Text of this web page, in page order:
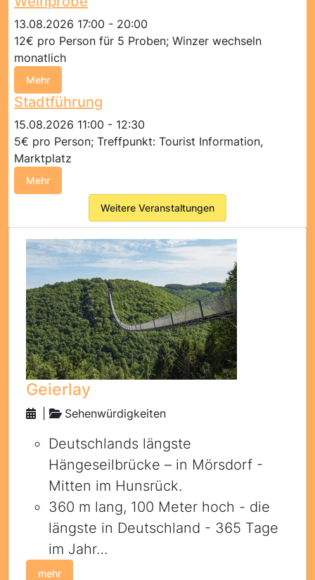
13.08.2026 17:00 - 20:00
12€ pro Person für 5 Proben; Winzer wechseln
monatlich
Mehr
Stadtführung
15.08.2026 11:00 - 12:30
5€ pro Person; Treffpunkt: Tourist Information,
Marktplatz
Mehr
Weitere Veranstaltungen
Geierlay
Sehenwürdigkeiten
Deutschlands längste
Hängeseilbrücke – in Mörsdorf -
Mitten im Hunsrück.
360 m lang, 100 Meter hoch - die
längste in Deutschland - 365 Tage
im Jahr…
mehr